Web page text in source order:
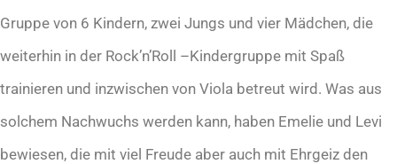
Gruppe von 6 Kindern, zwei Jungs und vier Mädchen, die
weiterhin in der Rock’n’Roll –Kindergruppe mit Spaß
trainieren und inzwischen von Viola betreut wird. Was aus
solchem Nachwuchs werden kann, haben Emelie und Levi
bewiesen, die mit viel Freude aber auch mit Ehrgeiz den